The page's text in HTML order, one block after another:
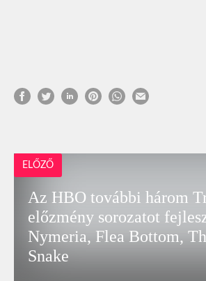
ELŐZŐ
Az HBO további három
előzmény sorozatot
Nymeria, Flea Bottom,
Snake